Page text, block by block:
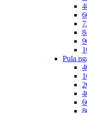
Pula